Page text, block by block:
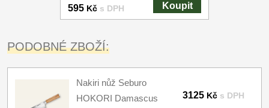
595 Kč s DPH Koupit
PODOBNÉ ZBOŽÍ:
Nakiri nůž Seburo
HOKORI Damascus
3125 Kč s DPH